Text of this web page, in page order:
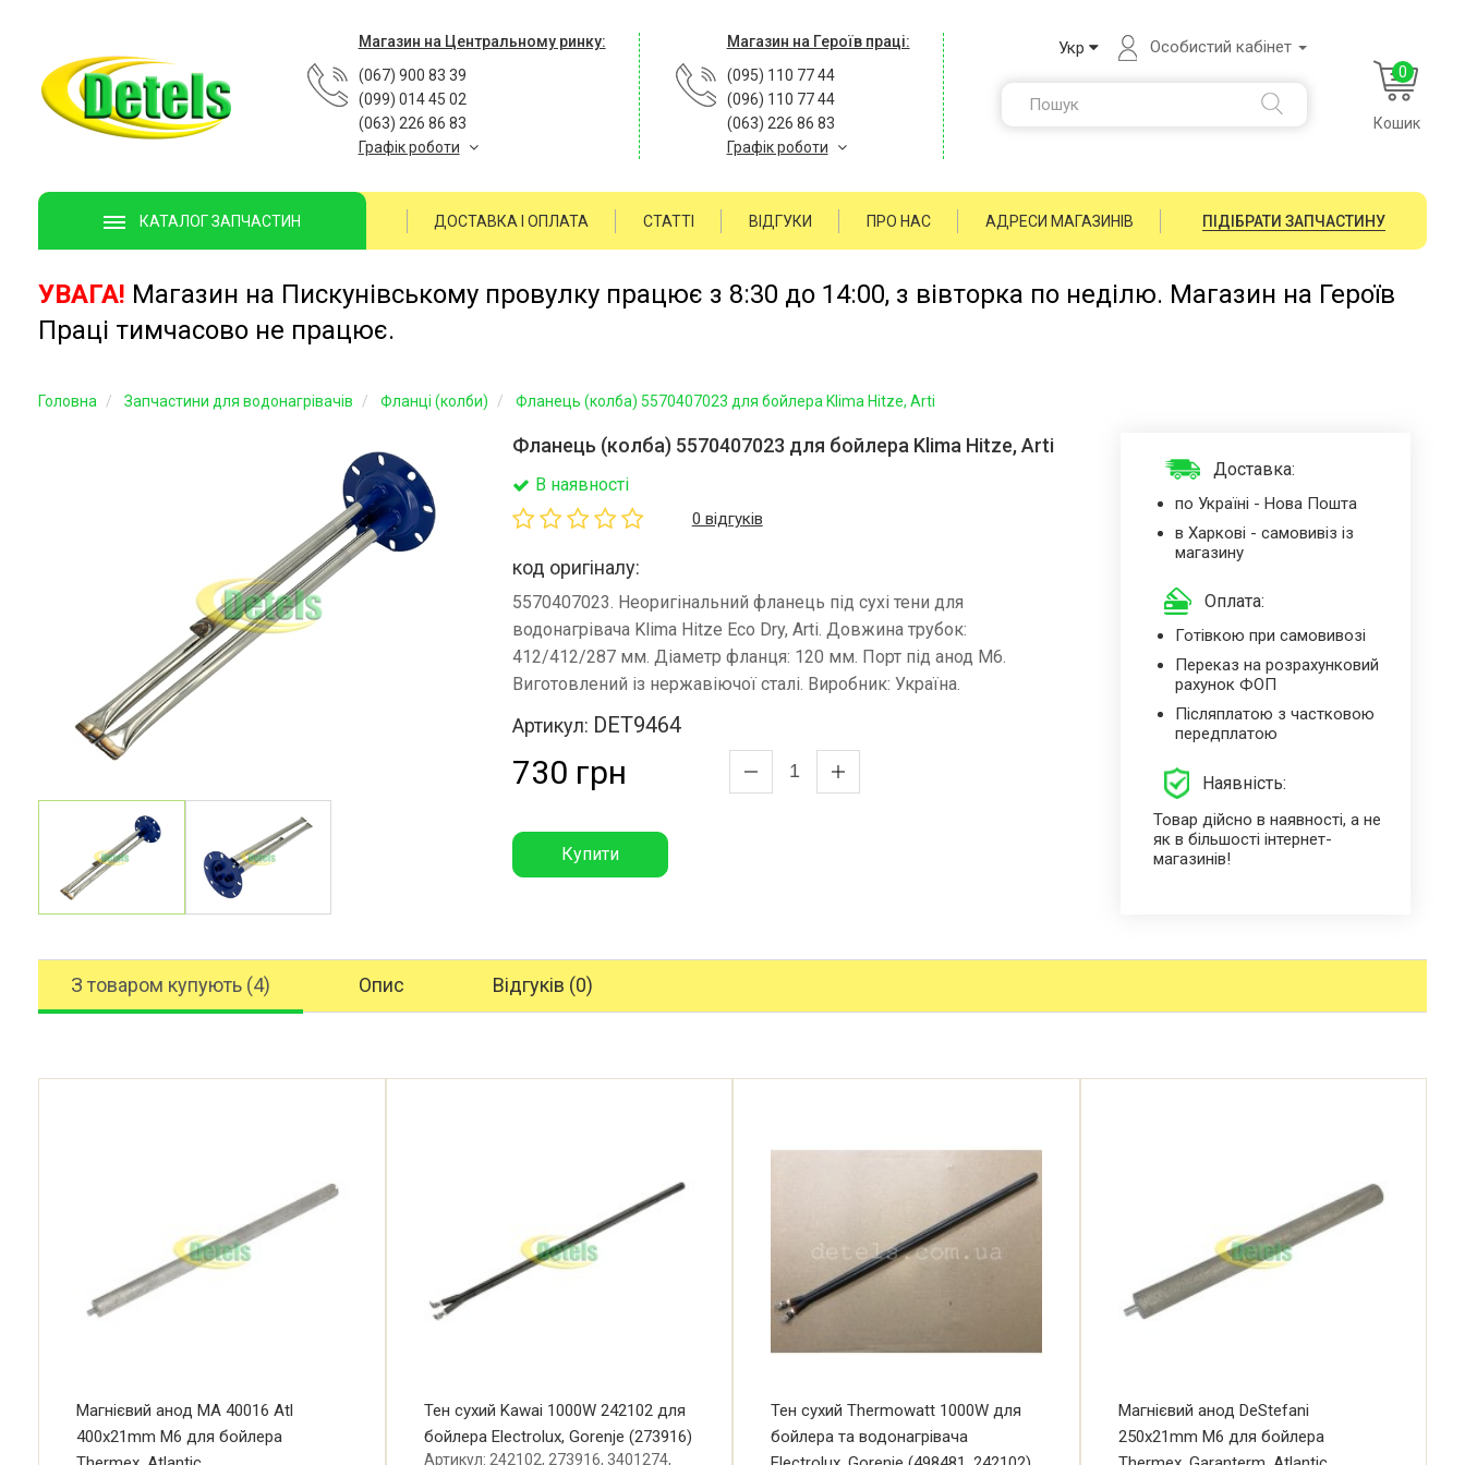
Магазин на Центральному ринку:
(067) 900 83 39
(099) 014 45 02
(063) 226 86 83
Графік роботи
Магазин на Героїв праці:
(095) 110 77 44
(096) 110 77 44
(063) 226 86 83
Графік роботи
Укр Особистий кабінет
0
Кошик
КАТАЛОГ ЗАПЧАСТИН ДОСТАВКА І ОПЛАТА СТАТТІ ВІДГУКИ ПРО НАС АДРЕСИ МАГАЗИНІВ ПІДІБРАТИ ЗАПЧАСТИНУ
УВАГА! Магазин на Пискунівському провулку працює з 8:30 до 14:00, з вівторка по неділю. Магазин на Героїв
Праці тимчасово не працює.
Головна Запчастини для водонагрівачів Фланці (колби) Фланець (колба) 5570407023 для бойлера Klima Hitze, Arti
Фланець (колба) 5570407023 для бойлера Klima Hitze, Arti
В наявності
0 відгуків
код оригіналу:
5570407023. Неоригінальний фланець під сухі тени для
водонагрівача Klima Hitze Eco Dry, Arti. Довжина трубок:
412/412/287 мм. Діаметр фланця: 120 мм. Порт під анод М6.
Виготовлений із нержавіючої сталі. Виробник: Україна.
Артикул: DET9464
730 грн
Купити
Доставка:
по Україні - Нова Пошта
в Харкові - самовивіз із
магазину
Оплата:
Готівкою при самовивозі
Переказ на розрахунковий
рахунок ФОП
Післяплатою з частковою
передплатою
Наявність:
Товар дійсно в наявності, а не
як в більшості інтернет-
магазинів!
З товаром купують (4) Опис Відгуків (0)
Магнієвий анод МА 40016 Atl
400x21mm М6 для бойлера
Тен сухий Kawai 1000W 242102 для
бойлера Electrolux, Gorenje (273916)
Артикул: 242102, 273916, 3401274,
Тен сухий Thermowatt 1000W для
бойлера та водонагрівача
Магнієвий анод DeStefani
250x21mm М6 для бойлера